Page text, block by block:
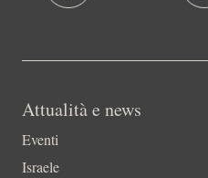
Attualità e news
Eventi
Israele